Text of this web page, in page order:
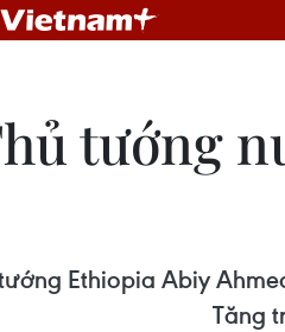
tướng
Ethiopia Abiy
Tăng